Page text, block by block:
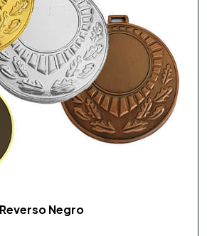
Negro